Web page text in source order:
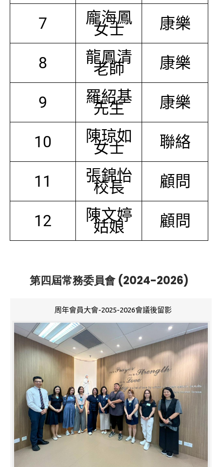
7 龐海鳳
女士 康樂
8 龍鳳清
老師 康樂
9 羅紹基
先生 康樂
10 陳琼如
女士 聯絡
11 張錦怡
校長 顧問
12 陳文婷
姑娘 顧問
第四屆常務委員會 (2024-2026)
周年會員大會-2025-2026會議後留影